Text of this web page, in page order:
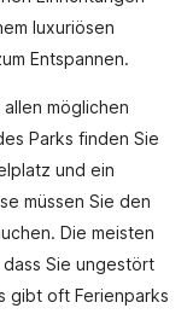
luxuriösen
Entspannen.
möglichen
Parks finden Sie
und ein
müssen Sie den
Die meisten
Sie ungestört
gibt oft Ferienparks